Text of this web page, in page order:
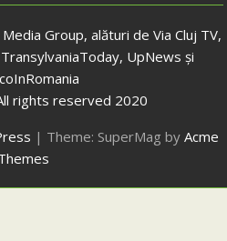
Group, alături de Via Cluj TV,
UpNews și
rights reserved 2020
| Theme: SuperMag by Acme